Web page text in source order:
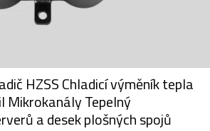
HZSS Chladicí výměník tepla
Mikrokanály Tepelný
a desek plošných spojů